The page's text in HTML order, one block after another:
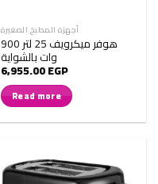
أجهزة المطبخ الصغيرة
هوفر ميكرويف 25 لتر 900
وات بالشواية
6,955.00EGP
Read more